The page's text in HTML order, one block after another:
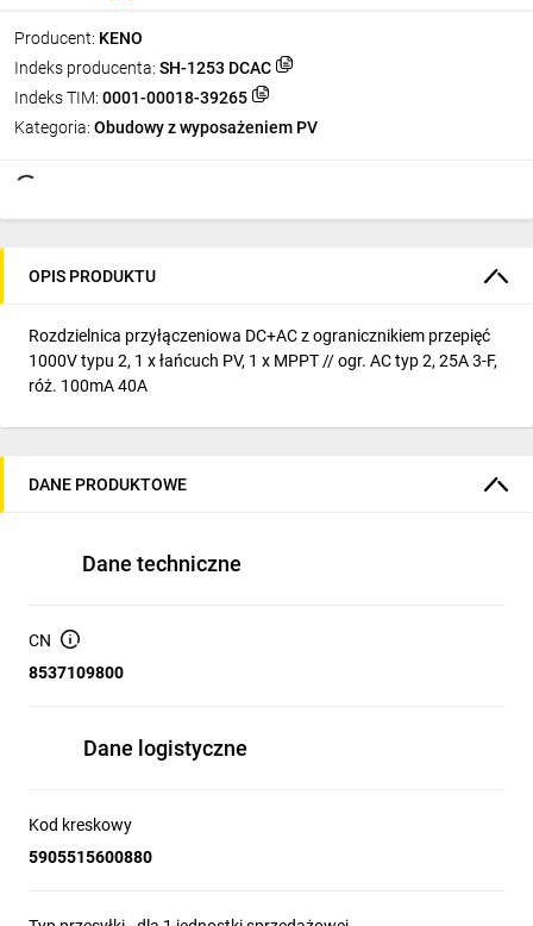
Producent: KENO
Indeks producenta: SH-1253 DCAC
Indeks TIM: 0001-00018-39265
Kategoria: Obudowy z wyposażeniem PV
OPIS PRODUKTU
Rozdzielnica przyłączeniowa DC+AC z ogranicznikiem przepięć
1000V typu 2, 1 x łańcuch PV, 1 x MPPT // ogr. AC typ 2, 25A 3-F,
róż. 100mA 40A
DANE PRODUKTOWE
Dane techniczne
CN
8537109800
Dane logistyczne
Kod kreskowy
5905515600880